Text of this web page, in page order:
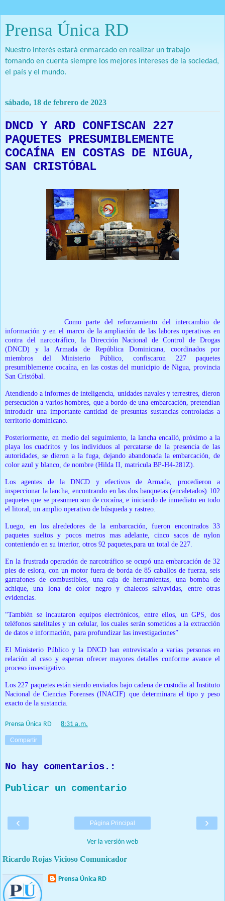
Prensa Única RD
Nuestro interés estará enmarcado en realizar un trabajo
tomando en cuenta siempre los mejores intereses de la sociedad,
el país y el mundo.
sábado, 18 de febrero de 2023
DNCD Y ARD CONFISCAN 227
PAQUETES PRESUMIBLEMENTE
COCAÍNA EN COSTAS DE NIGUA,
SAN CRISTÓBAL
Como parte del reforzamiento del intercambio de
información y en el marco de la ampliación de las labores operativas en
contra del narcotráfico, la Dirección Nacional de Control de Drogas
(DNCD) y laArmada de República Dominicana, coordinados por
miembros del Ministerio Público, confiscaron 227 paquetes
presumiblemente cocaína, en las costas del municipio de Nigua, provincia
San Cristóbal.
Atendiendo a informes de inteligencia, unidades navales y terrestres, dieron
persecución a varios hombres, que a bordo de una embarcación, pretendían
introducir una importante cantidad de presuntas sustancias controladas a
territorio dominicano.
Posteriormente, en medio del seguimiento, la lancha encalló, próximo a la
playa los cuadritos y los individuos al percatarse de la presencia de las
autoridades, se dieron a la fuga, dejando abandonada la embarcación, de
color azul y blanco, de nombre (Hilda II, matricula BP-H4-281Z).
Los agentes de la DNCD y efectivos de Armada, procedieron a
inspeccionar la lancha, encontrando en las dos banquetas (encaletados) 102
paquetes que se presumen son de cocaína, e iniciando de inmediato en todo
el litoral, un amplio operativo de búsqueda y rastreo.
Luego, en los alrededores de la embarcación,fueron encontrados 33
paquetes sueltosy pocos metros mas adelante,cinco sacos de nylon
conteniendo en su interior, otros 92 paquetes,para un total de 227.
En la frustrada operación de narcotráfico se ocupó una embarcación de 32
pies de eslora, con un motor fuera de borda de 85 caballos de fuerza, seis
garrafones de combustibles, una caja de herramientas, una bomba de
achique, una lona de color negro y chalecos salvavidas, entre otras
evidencias.
“También se incautaron equipos electrónicos, entre ellos, un GPS, dos
teléfonos satelitales y un celular, los cuales serán sometidos a la extracción
de datos e información, para profundizar las investigaciones”
El Ministerio Público y la DNCD han entrevistado a varias personas en
relación al caso y esperan ofrecer mayores detalles conforme avance el
proceso investigativo.
Los 227 paquetes están siendo enviados bajo cadena de custodia al Instituto
Nacional de Ciencias Forenses (INACIF) que determinara el tipo y peso
exacto de la sustancia.
Prensa Única RD 8:31 a.m.
Compartir
No hay comentarios.:
Publicar un comentario
‹ ›
Página Principal
Ver la versión web
Ricardo Rojas Vicioso Comunicador
Prensa Única RD